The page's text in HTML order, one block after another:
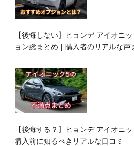
【後悔しない】ヒョンデ アイオニ
ョン総まとめ｜購入者のリアルな声
【後悔する？】ヒョンデ アイオニ
購入前に知るべきリアルな口コミ